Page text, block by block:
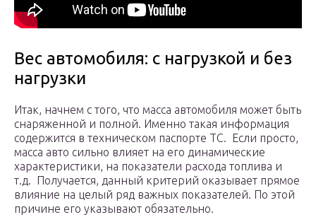
Вес автомобиля: с нагрузкой и без
нагрузки
Итак, начнем с того, что масса автомобиля может быть
снаряженной и полной. Именно такая информация
содержится в техническом паспорте ТС. Если просто,
масса авто сильно влияет на его динамические
характеристики, на показатели расхода топлива и
т.д. Получается, данный критерий оказывает прямое
влияние на целый ряд важных показателей. По этой
причине его указывают обязательно.